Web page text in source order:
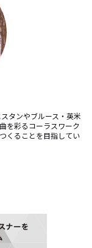
タンやブルース・英米
を彩るコーラスワーク
くることを目指してい